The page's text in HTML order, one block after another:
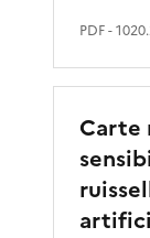
PDF-
Carte